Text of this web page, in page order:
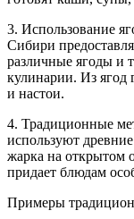
3. Использование
Сибири
различные ягоды и
кулинарии. Из ягод
и настои.
4. Традиционные
используют
жарка на открытом
придает блюдам
Примеры